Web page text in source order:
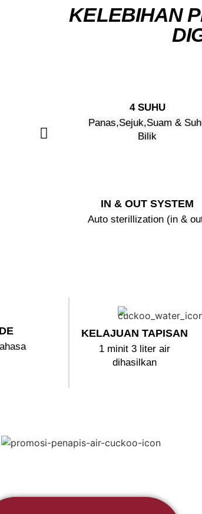
KELEBIHAN
4 SUHU
Panas,Sejuk,Suam &
Bilik
IN & OUT SYSTEM
Auto sterillization (in &
KELAJUAN TAPISAN
1 minit 3 liter air
dihasilkan